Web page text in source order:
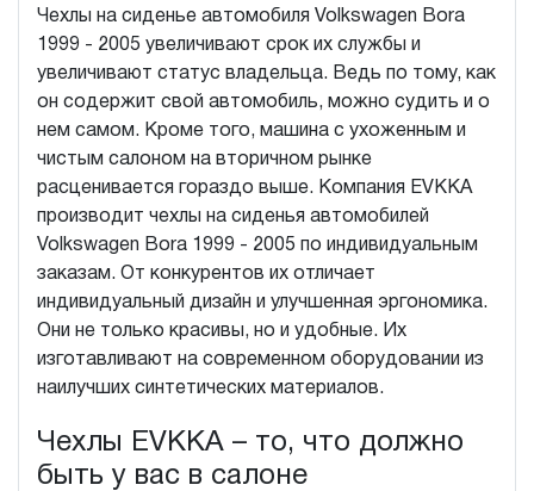
Чехлы на сиденье автомобиля Volkswagen Bora
1999 - 2005 увеличивают срок их службы и
увеличивают статус владельца. Ведь по тому, как
он содержит свой автомобиль, можно судить и о
нем самом. Кроме того, машина с ухоженным и
чистым салоном на вторичном рынке
расценивается гораздо выше. Компания EVKKA
производит чехлы на сиденья автомобилей
Volkswagen Bora 1999 - 2005 по индивидуальным
заказам. От конкурентов их отличает
индивидуальный дизайн и улучшенная эргономика.
Они не только красивы, но и удобные. Их
изготавливают на современном оборудовании из
наилучших синтетических материалов.
Чехлы EVKKA – то, что должно
быть у вас в салоне